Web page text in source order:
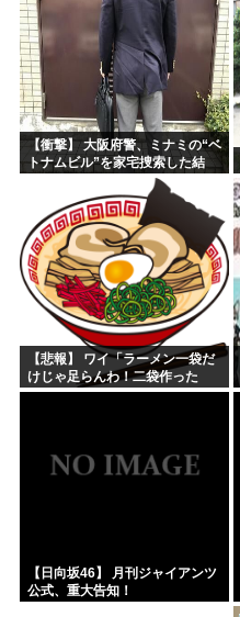
【衝撃】 大阪府警、ミナミの“ベ
トナムビル”を家宅捜索した結
【悲報】 ワイ「ラーメン一袋だ
けじゃ足らんわ！二袋作った
ろ！」→結果ｗｗｗ
【日向坂46】 月刊ジャイアンツ
公式、重大告知！